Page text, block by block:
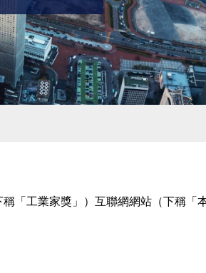
「工業家獎」）互聯網網站（下稱「